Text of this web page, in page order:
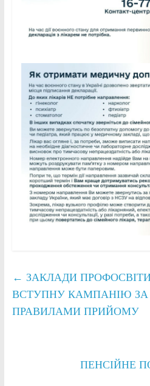
← ЗАКЛАДИ
ВСТУПНУ КАМПАНІЮ
ПРАВИЛАМИ ПРИЙОМУ
ПЕНСІЙНЕ